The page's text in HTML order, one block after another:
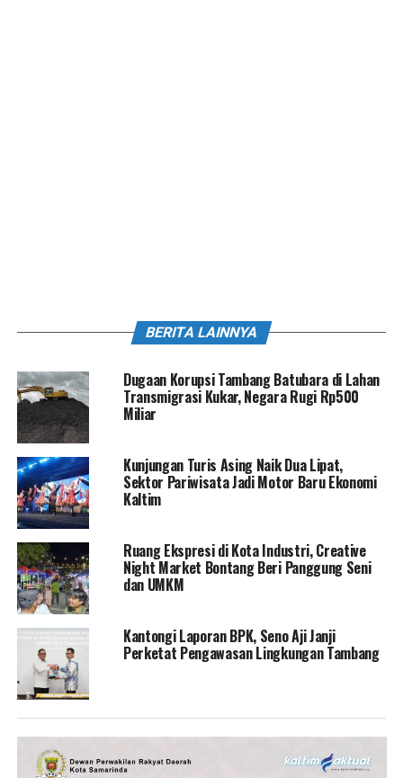
BERITA LAINNYA
Dugaan Korupsi Tambang Batubara di Lahan
Transmigrasi Kukar, Negara Rugi Rp500
Miliar
Kunjungan Turis Asing Naik Dua Lipat,
Sektor Pariwisata Jadi Motor Baru Ekonomi
Kaltim
Ruang Ekspresi di Kota Industri, Creative
Night Market Bontang Beri Panggung Seni
dan UMKM
Kantongi Laporan BPK, Seno Aji Janji
Perketat Pengawasan Lingkungan Tambang